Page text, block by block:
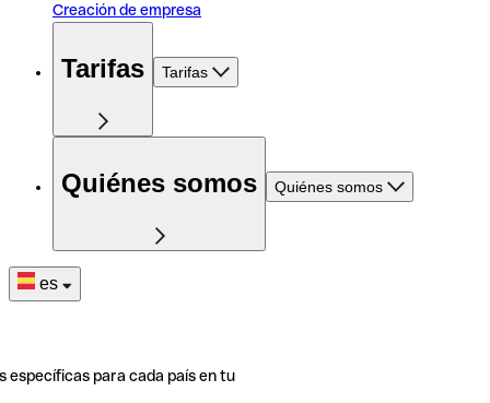
Creación de empresa
Tarifas Tarifas
Quiénes somos Quiénes somos
es
específicas para cada país en tu